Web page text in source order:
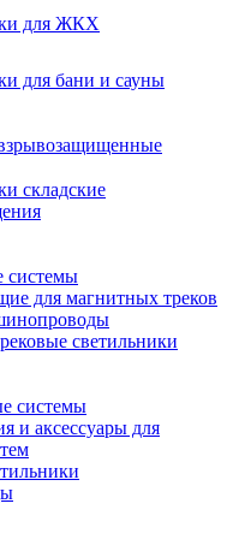
для ЖКХ
для бани и сауны
складские
системы
для магнитных треков
светильники
системы
и аксессуары для